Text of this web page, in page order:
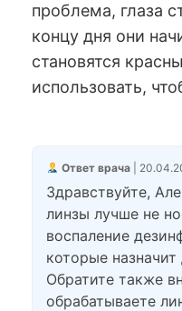
проблема, глаза
концу дня они
становятся
использовать,
Ответ врача|
Здравствуйте,
линзы лучше не
воспаление
которые
Обратите также
обрабатываете